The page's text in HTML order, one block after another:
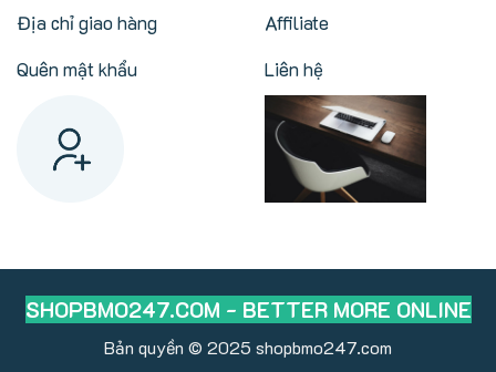
Địa chỉ giao hàng
Quên mật khẩu
Affiliate
Liên hệ
SHOPBMO247.COM - BETTER MORE ONLINE
Bản quyền © 2025 shopbmo247.com